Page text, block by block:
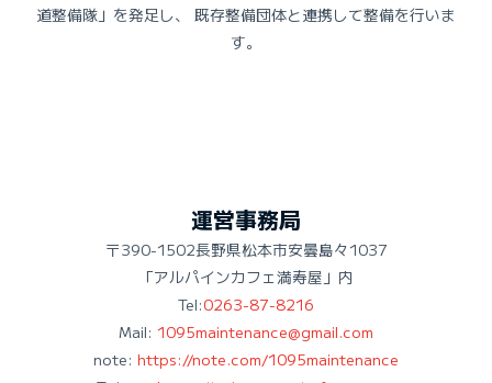
道整備隊」を発足し、 既存整備団体と連携して整備を行いま
す。
運営事務局
〒390-1502長野県松本市安曇島々1037
「アルパインカフェ満寿屋」内
Tel:0263-87-8216
Mail: 1095maintenance@gmail.com
note: https://note.com/1095maintenance